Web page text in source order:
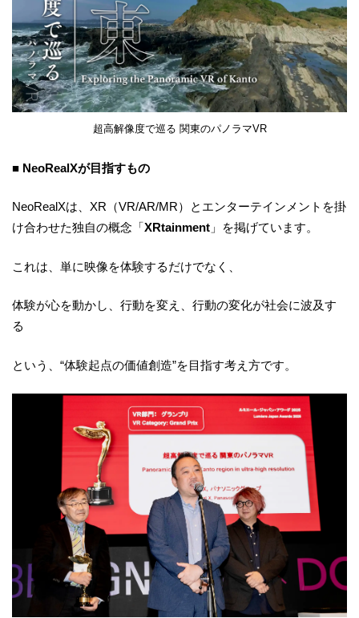
超高解像度で巡る 関東のパノラマVR
■ NeoRealXが目指すもの
NeoRealXは、XR（VR/AR/MR）とエンターテインメントを掛
け合わせた独自の概念「XRtainment 」を掲げています。
これは、単に映像を体験するだけでなく、
体験が心を動かし、行動を変え、行動の変化が社会に波及す
る
という、“体験起点の価値創造”を目指す考え方です。